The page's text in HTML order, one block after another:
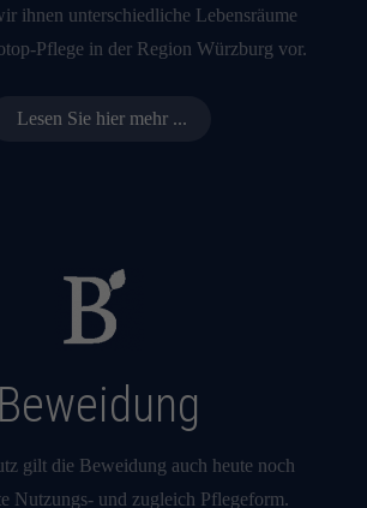
ihnen unterschiedliche Lebensräume
Pflege in der Region Würzburg vor.
Lesen Sie hier mehr ...
Beweidung
gilt die Beweidung auch heute noch
Nutzungs- und zugleich Pflegeform.